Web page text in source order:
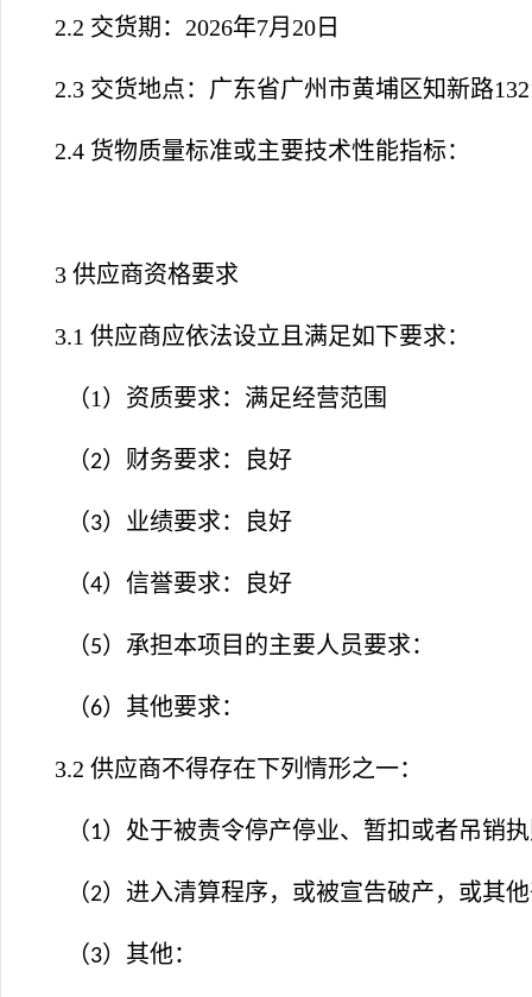
2.2 交货期：2026年7月20日
2.3 交货地点： 广东省广州市黄埔区知新路
2.4 货物质量标准或主要技术性能指标：
3 供应商资格要求
3.1 供应商应依法设立且满足如下要求：
（1）资质要求：满足经营范围
（2）财务要求：良好
（3）业绩要求：良好
（4）信誉要求：良好
（5）承担本项目的主要人员要求：
（6）其他要求：
3.2 供应商不得存在下列情形之一：
（ 1）处于被责令停产停业、暂扣或者吊销
（2）进入清算程序，或被宣告破产，或其
（3）其他：